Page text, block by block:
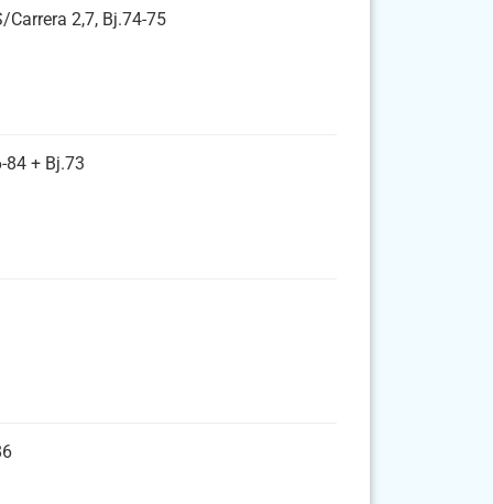
2,7, Bj.74-75
84 + Bj.73